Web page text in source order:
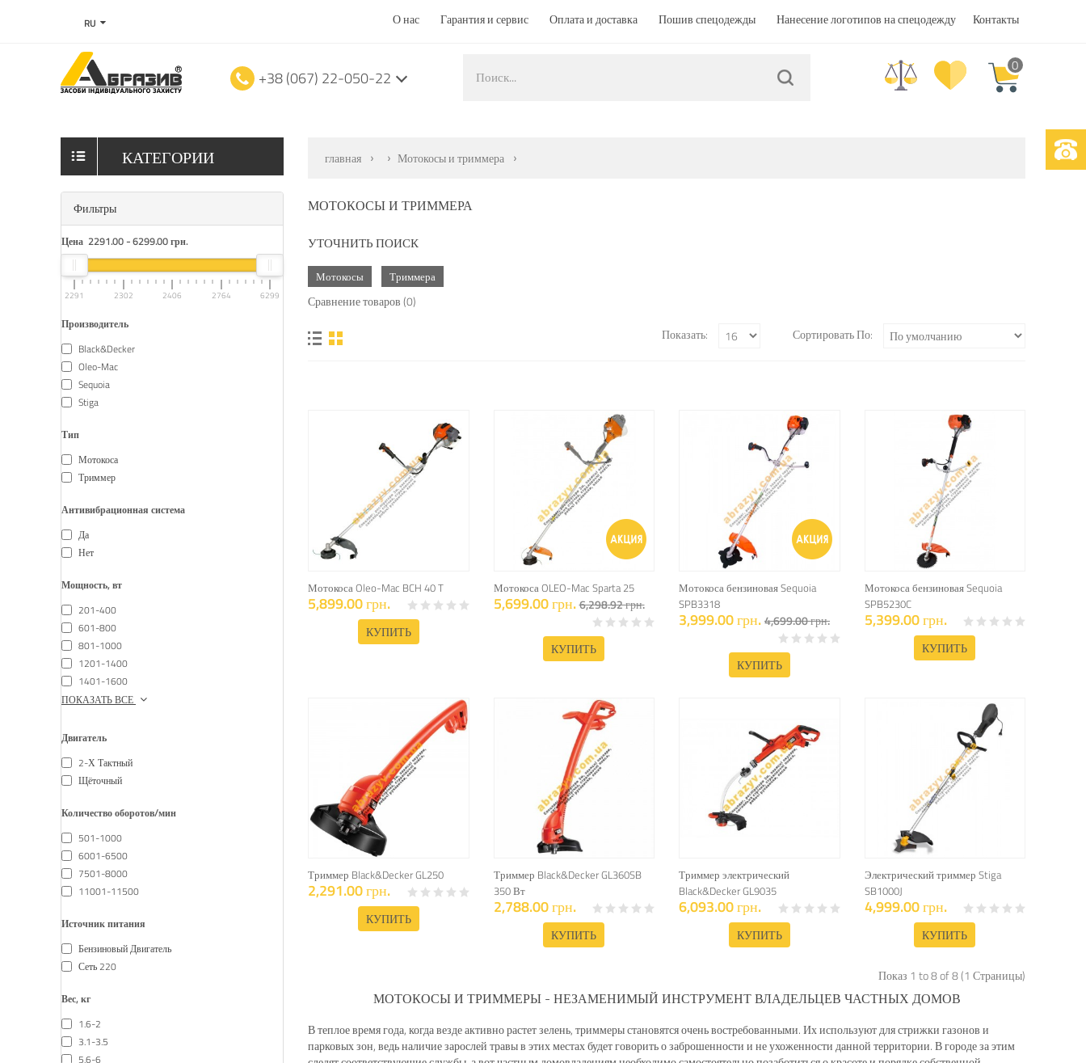
RU О нас Гарантия и сервис Оплата и доставка Пошив спецодежды Нанесение логотипов на спецодежду Контакты
+38 (067) 22-050-22
0
КАТЕГОРИИ
Фильтры
Цена 2291.00-6299.00грн.
2291 2302 2406 2764 6299
Производитель
Black&Decker
Oleo-Mac
Sequoia
Stiga
Тип
Мотокоса
Триммер
Антивибрационная система
Да
Нет
Мощность, вт
201-400
601-800
801-1000
1201-1400
1401-1600
ПОКАЗАТЬ ВСЕ
Двигатель
2-Х Тактный
Щёточный
Количество оборотов/мин
501-1000
6001-6500
7501-8000
11001-11500
Источник питания
Бензиновый Двигатель
Сеть 220
Вес, кг
1.6-2
3.1-3.5
5.6-6
главная Мотокосы и триммера
МОТОКОСЫ И ТРИММЕРА
УТОЧНИТЬ ПОИСК
Мотокосы Триммера
Сравнение товаров (0)
Сортировать По:
Показать:
Мотокоса Oleo-Mac BCH 40 T
5,899.00 грн.
КУПИТЬ
Мотокоса OLEO-Mac Sparta 25
5,699.00 грн.6,298.92 грн.
КУПИТЬ
Мотокоса бензиновая Sequoia
SPB3318
3,999.00 грн.4,699.00 грн.
КУПИТЬ
Мотокоса бензиновая Sequoia
SPB5230C
5,399.00 грн.
КУПИТЬ
Триммер Black&Decker GL250
2,291.00 грн.
КУПИТЬ
Триммер Black&Decker GL360SB
350 Вт
2,788.00 грн.
КУПИТЬ
Триммер электрический
Black&Decker GL9035
6,093.00 грн.
КУПИТЬ
Электрический триммер Stiga
SB1000J
4,999.00 грн.
КУПИТЬ
Показ 1 to 8 of 8 (1 Страницы)
МОТОКОСЫ И ТРИММЕРЫ - НЕЗАМЕНИМЫЙ ИНСТРУМЕНТ ВЛАДЕЛЬЦЕВ ЧАСТНЫХ ДОМОВ
В теплое время года, когда везде активно растет зелень, триммеры становятся очень востребованными. Их используют для стрижки газонов и
парковых зон, ведь наличие зарослей травы в этих местах будет говорить о заброшенности и не ухоженности данной территории. В городе за этим